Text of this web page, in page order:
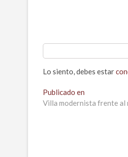
Lo siento, debes estar
Navegación
de
Publicado en
Villa modernista frente al